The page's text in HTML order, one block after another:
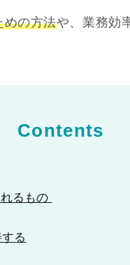
めの方法や、業務効
Contents
るもの
る